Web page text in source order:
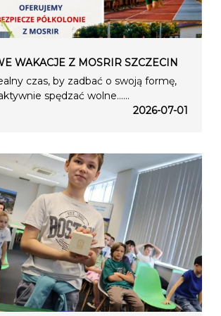
WAKACJE Z MOSRIR SZCZECIN
czas, by zadbać o swoją formę,
spędzać wolne…...
2026-07-01